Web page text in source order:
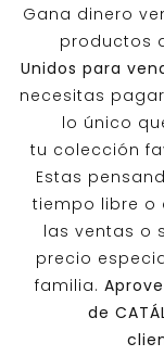
Gana dinero
productos
Unidos para
necesitas
lo único
tu colección
Estas
tiempo libre o
las ventas o
precio
familia.
de